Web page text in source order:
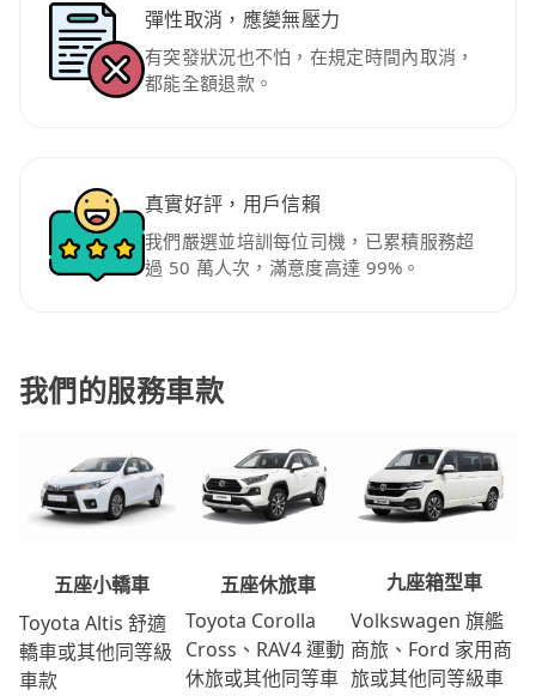
彈性取消，應變無壓力
有突發狀況也不怕，在規定時間內取消，
都能全額退款。
真實好評，用戶信賴
我們嚴選並培訓每位司機，已累積服務超
過 50 萬人次，滿意度高達 99%。
我們的服務車款
五座小轎車
Toyota Altis 舒適
轎車或其他同等級
車款
五座休旅車
Toyota Corolla
Cross、RAV4 運動
休旅或其他同等車
九座箱型車
Volkswagen 旗艦
商旅、Ford 家用商
旅或其他同等級車